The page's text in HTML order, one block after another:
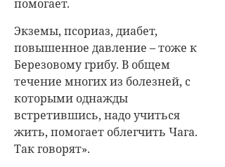
помогает.
Экземы, псориаз, диабет,
повышенное давление – тоже к
Березовому грибу. В общем
течение многих из болезней, с
которыми однажды
встретившись, надо учиться
жить, помогает облегчить Чага.
Так говорят».